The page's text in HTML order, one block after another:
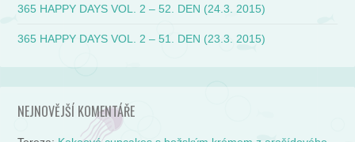
365 HAPPY DAYS VOL. 2 – 52. DEN (24.3. 2015)
365 HAPPY DAYS VOL. 2 – 51. DEN (23.3. 2015)
NEJNOVĚJŠÍ KOMENTÁŘE